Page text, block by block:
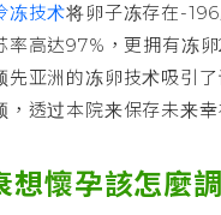
冻技术将卵子冻存在-
率高达97%，更拥有冻
先亚洲的冻卵技术吸引
，透过本院来保存未来幸
想懷孕該怎麼